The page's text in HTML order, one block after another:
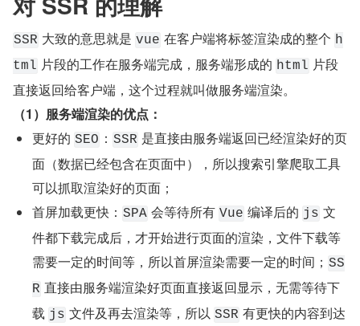
SSR 大致的意思就是 vue 在客户端将标签渲染成的整个 h
tml 片段的工作在服务端完成，服务端形成的 html 片段
直接返回给客户端，这个过程就叫做服务端渲染。
（1）服务端渲染的优点：
更好的 SEO ： SSR 是直接由服务端返回已经渲染好的页
面（数据已经包含在页面中），所以搜索引擎爬取工具
可以抓取渲染好的页面；
首屏加载更快： SPA 会等待所有 Vue 编译后的 js 文
件都下载完成后，才开始进行页面的渲染，文件下载等
需要一定的时间等，所以首屏渲染需要一定的时间； SS
R 直接由服务端渲染好页面直接返回显示，无需等待下
载 js 文件及再去渲染等，所以 SSR 有更快的内容到达